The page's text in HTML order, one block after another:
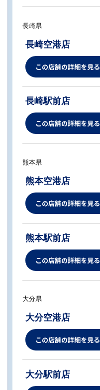
長崎県
長崎空港店
この店舗の詳細を見る
長崎駅前店
この店舗の詳細を見る
熊本県
熊本空港店
この店舗の詳細を見る
熊本駅前店
この店舗の詳細を見る
大分県
大分空港店
この店舗の詳細を見る
大分駅前店